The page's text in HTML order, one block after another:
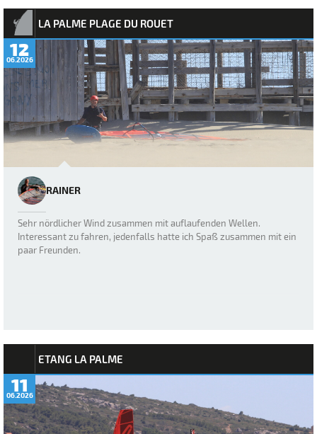
LA PALME PLAGE DU ROUET
12
06.2026
RAINER
Sehr nördlicher Wind zusammen mit auflaufenden Wellen.
Interessant zu fahren, jedenfalls hatte ich Spaß zusammen mit ein
paar Freunden.
ETANG LA PALME
11
06.2026